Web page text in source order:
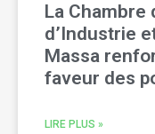
La Chambre
d’Industrie
Massa
faveur des
LIRE PLUS »